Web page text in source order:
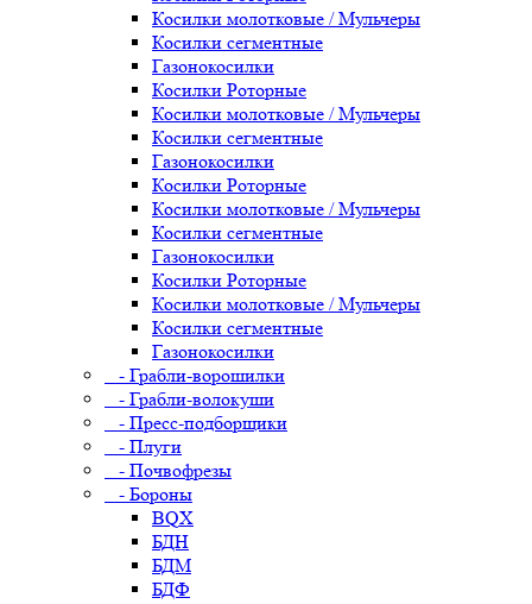
Косилки молотковые / Мульчеры
Косилки сегментные
Газонокосилки
Косилки Роторные
Косилки молотковые / Мульчеры
Косилки сегментные
Газонокосилки
Косилки Роторные
Косилки молотковые / Мульчеры
Косилки сегментные
Газонокосилки
Косилки Роторные
Косилки молотковые / Мульчеры
Косилки сегментные
Газонокосилки
- Грабли-ворошилки
- Грабли-волокуши
- Пресс-подборщики
- Плуги
- Почвофрезы
- Бороны
BQX
БДН
БДМ
БДФ